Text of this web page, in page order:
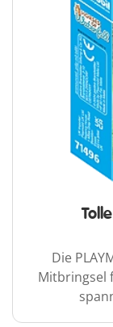
Die
Mitbringsel